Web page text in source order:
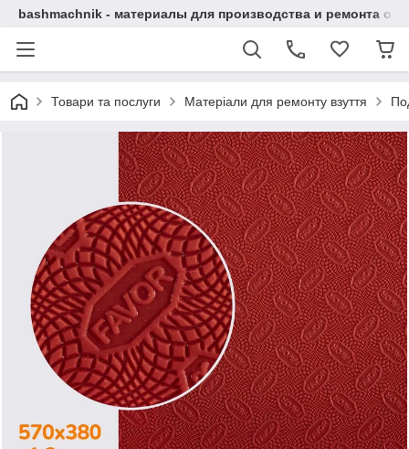
bashmachnik - материалы для производства и ремонта
Товари та послуги Матеріали для ремонту взуття